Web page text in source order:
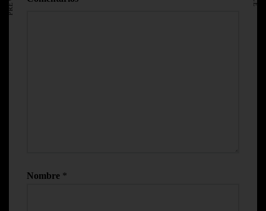
Nombre *